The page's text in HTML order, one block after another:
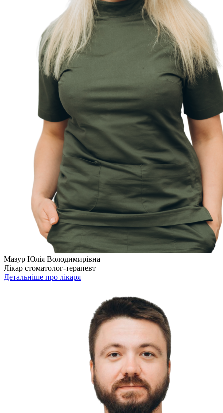
Мазур Юлія Володимирівна
Лікар стоматолог-терапевт
Детальніше про лікаря